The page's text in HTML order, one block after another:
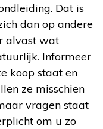
Dat is
dan op andere
alvast wat
Informeer
koop staat en
ze misschien
vragen staat
om u zo